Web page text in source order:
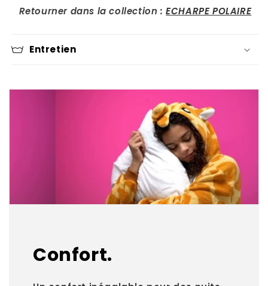
Retourner dans la collection :ECHARPE POLAIRE
Entretien
Confort.